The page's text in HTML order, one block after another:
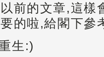
前的文章,這樣
的啦,給閣下參
生:)